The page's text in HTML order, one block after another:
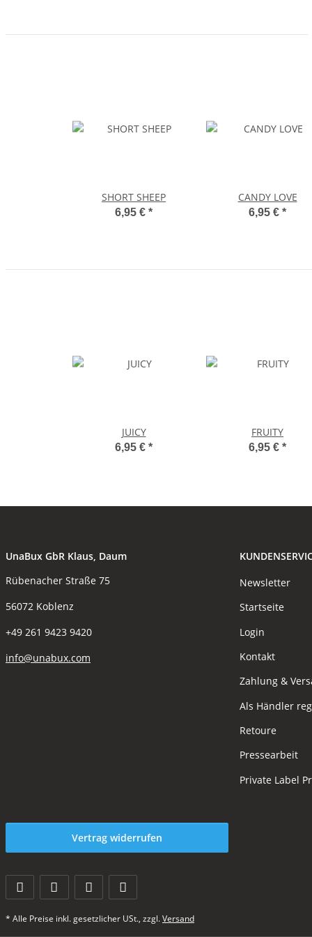
SHORT SHEEP
6,95 € *
CANDY LOVE
6,95 € *
JUICY
6,95 € *
FRUITY
6,95 € *
UnaBux GbR Klaus, Daum
Rübenacher Straße 75
56072 Koblenz
+49 261 9423 9420
info@unabux.com
Newsletter
Startseite
Login
Kontakt
Zahlung &
Als Händler
Retoure
Pressearbeit
Private Label
Vertrag widerrufen
* Alle Preise inkl. gesetzlicher USt., zzgl.Versand